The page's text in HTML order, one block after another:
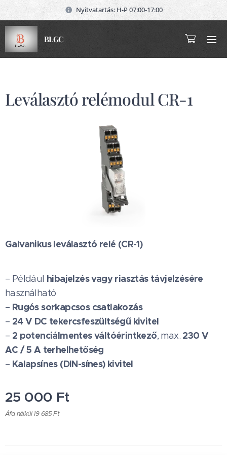
Nyitvatartás: H-P 07:00-17:00
BLGC
Leválasztó relémodul CR-1
Galvanikus leválasztó relé (CR-1)
– Például hibajelzés vagy riasztás távjelzésére
használható
– Rugós sorkapcsos csatlakozás
– 24 V DC tekercsfeszültségű kivitel
– 2 potenciálmentes váltóérintkező, max. 230 V
AC / 5 A terhelhetőség
– Kalapsínes (DIN-sínes) kivitel
25 000 Ft
Áfa nélkül 19 685 Ft